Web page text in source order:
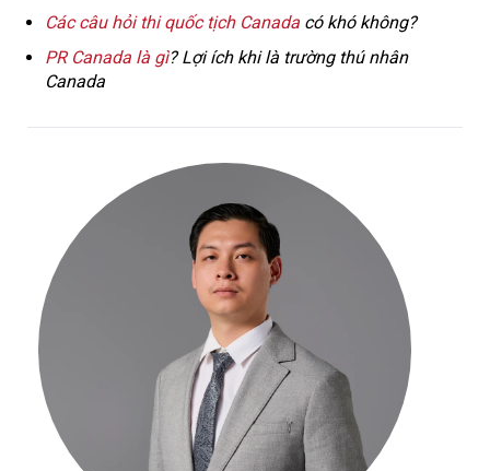
Các câu hỏi thi quốc tịch Canadacó khó không?
PR Canada là gì? Lợi ích khi là trường thú nhân
Canada